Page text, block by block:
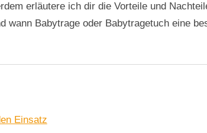
erläutere ich dir die Vorteile und
wann Babytrage oder Babytragetuch eine
Einsatz